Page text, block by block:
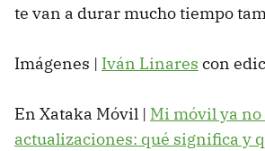
te van a durar mucho tiempo
Imágenes | Iván Linares con
En Xataka Móvil | Mi móvil ya
actualizaciones: qué significa y